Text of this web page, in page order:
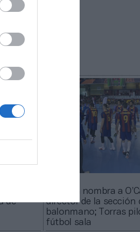
fútbol
de
El Barça nombra a
director de la sección
balonmano; Torras
fútbol sala